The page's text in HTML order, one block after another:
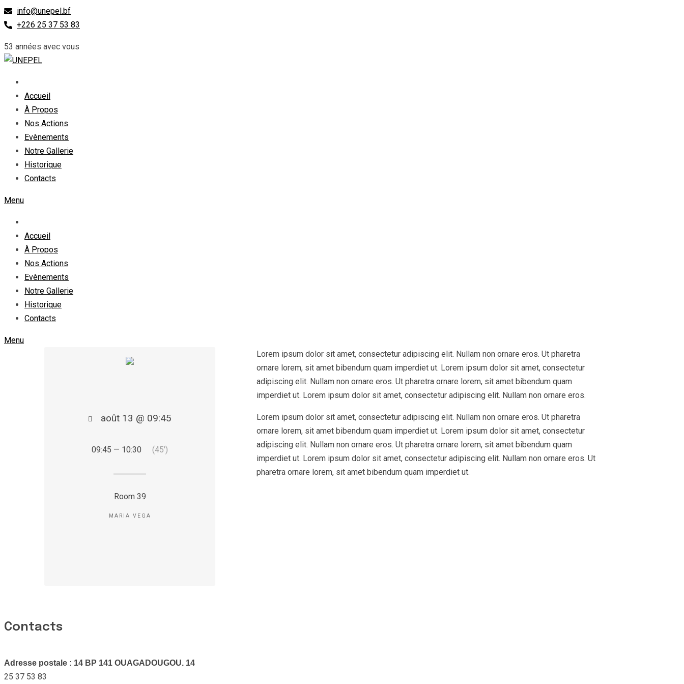
Skip
to
info@unepel.bf
+226 25 37 53 83
53 années avec vous
Accueil
À Propos
Nos Actions
Evènements
Notre Gallerie
Historique
Contacts
Menu
Accueil
À Propos
Nos Actions
Evènements
Notre Gallerie
Historique
Contacts
Menu
Lorem ipsum dolor sit amet, consectetur adipiscing elit. Nullam non ornare eros. Ut pharetra
ornare lorem, sit amet bibendum quam imperdiet ut. Lorem ipsum dolor sit amet, consectetur
adipiscing elit. Nullam non ornare eros. Ut pharetra ornare lorem, sit amet bibendum quam
imperdiet ut. Lorem ipsum dolor sit amet, consectetur adipiscing elit. Nullam non ornare eros.
Lorem ipsum dolor sit amet, consectetur adipiscing elit. Nullam non ornare eros. Ut pharetra
ornare lorem, sit amet bibendum quam imperdiet ut. Lorem ipsum dolor sit amet, consectetur
adipiscing elit. Nullam non ornare eros. Ut pharetra ornare lorem, sit amet bibendum quam
imperdiet ut. Lorem ipsum dolor sit amet, consectetur adipiscing elit. Nullam non ornare eros. Ut
pharetra ornare lorem, sit amet bibendum quam imperdiet ut.
août 13 @ 09:45
09:45 — 10:30 (45′)
Room 39
MARIA VEGA
Contacts
Adresse postale : 14 BP 141 OUAGADOUGOU. 14
25 37 53 83